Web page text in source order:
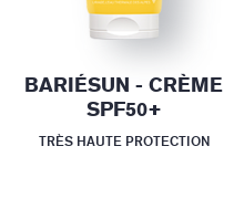
BARIÉSUN - CRÈME
SPF50+
TRÈS HAUTE PROTECTION